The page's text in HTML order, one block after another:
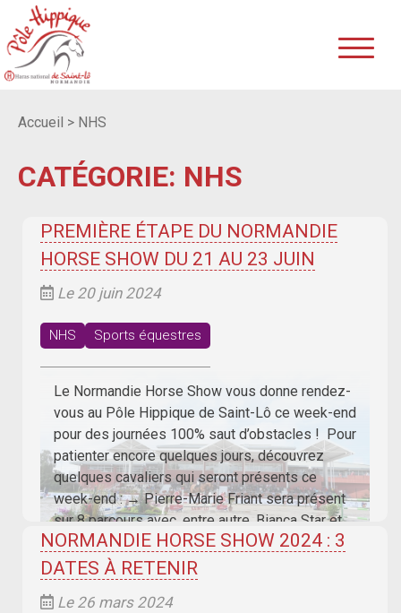
Accueil > NHS
CATÉGORIE: NHS
PREMIÈRE ÉTAPE DU NORMANDIE
HORSE SHOW DU 21 AU 23 JUIN
Le 20 juin 2024
NHS Sports équestres
Le Normandie Horse Show vous donne rendez-
vous au Pôle Hippique de Saint-Lô ce week-end
pour des journées 100% saut d’obstacles ! Pour
patienter encore quelques jours, découvrez
quelques cavaliers qui seront présents ce
week-end : → Pierre-Marie Friant sera présent
sur 8 parcours avec, entre autre, Bianca Star et
Urdy d’Astrée. Lors du NHS de 2020, il avait
NORMANDIE HORSE SHOW 2024 : 3
DATES À RETENIR
Le 26 mars 2024